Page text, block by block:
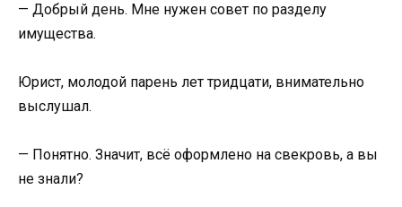
— Добрый день. Мне нужен совет по разделу
имущества.
Юрист, молодой парень лет тридцати, внимательно
выслушал.
— Понятно. Значит, всё оформлено на свекровь, а вы
не знали?